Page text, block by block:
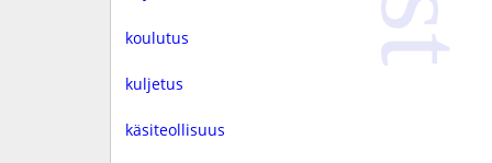
koulutus
kuljetus
käsiteollisuus